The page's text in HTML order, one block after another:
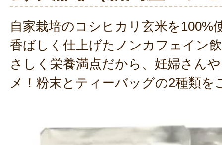
自家栽培のコシヒカリ玄米を100%
香ばしく仕上げたノンカフェイン
さしく栄養満点だから、妊婦さん
メ！粉末とティーバッグの2種類を